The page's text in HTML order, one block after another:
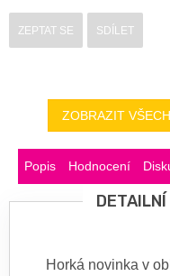
ZEPTAT SE SDÍLET
ZOBRAZIT
Popis Hodnocení
Horká novinka v